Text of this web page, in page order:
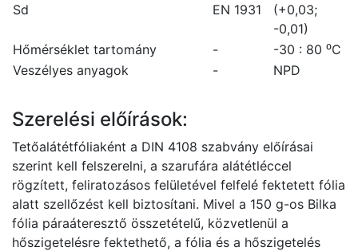
Sd EN 1931
(+0,03;
-0,01)
Hőmérséklet tartomány
-
-30 : 80 ⁰C
Veszélyes anyagok
- NPD
Szerelési előírások:
Tetőalátétfóliaként a DIN 4108 szabvány előírásai
szerint kell felszerelni, a szarufára alátétléccel
rögzített, feliratozásos felületével felfelé fektetett fólia
alatt szellőzést kell biztosítani. Mivel a 150 g-os Bilka
fólia páraáteresztő összetételű, közvetlenül a
hőszigetelésre fektethető, a fólia és a hőszigetelés